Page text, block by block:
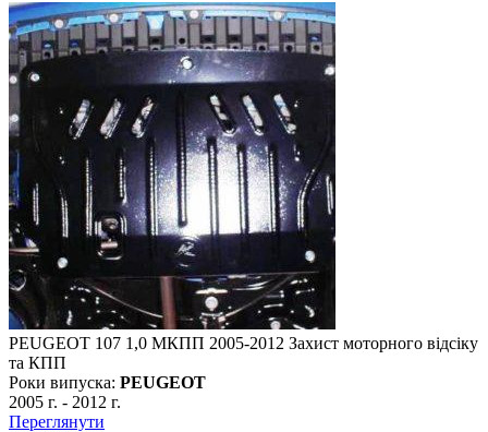
PEUGEOT 107 1,0 МКПП 2005-2012 Захист моторного відсіку
та КПП
Роки випуска: PEUGEOT
2005 г. - 2012 г.
Переглянути